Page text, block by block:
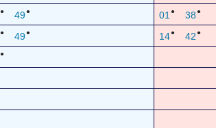
● 49● 01 ● 38●
● 49● 14● 42 ●
●